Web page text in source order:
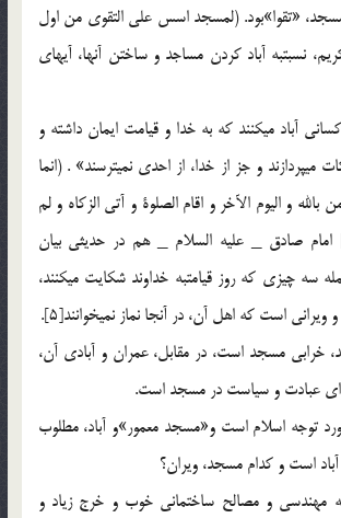
«تقوا»بود. (لمسجد اسس علی التقوی من اول
کریم، نسبت‏به آباد کردن مساجد و ساختن آنها، آیه‏ای
آباد می‏کنند که به خدا و قیامت ایمان داشته و
می‏پردازند و جز از خدا، از احدی نمی‏ترسند» . (انما
بالله و الیوم الآخر و اقام الصلوة و آتی الزکاه و لم
الا الله…)[4] امام صادق _ علیه السلام _ هم در حدیثی بیان
سه چیزی که روز قیامت‏به خداوند شکایت می‏کنند،
است که اهل آن، در آنجا نماز نمی‏خوانند[5].
خرابی مسجد است، در مقابل، عمران و آبادی آن،
عبادت و سیاست در مسجد است.
توجه اسلام است و«مسجد معمور»و آباد، مطلوب
است و کدام مسجد، ویران؟
مهندسی و مصالح ساختمانی خوب و خرج زیاد و